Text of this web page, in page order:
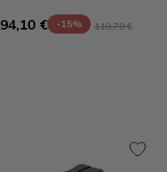
94,10 € -15% 110,70 €